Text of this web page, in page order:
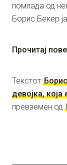
помлада од
Борис Бекер
Прочитај
Текстот
девојка,
превземен од